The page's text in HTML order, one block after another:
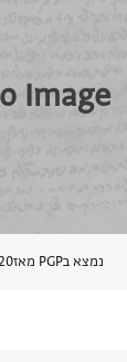
Image
נמצא בPGP מאז